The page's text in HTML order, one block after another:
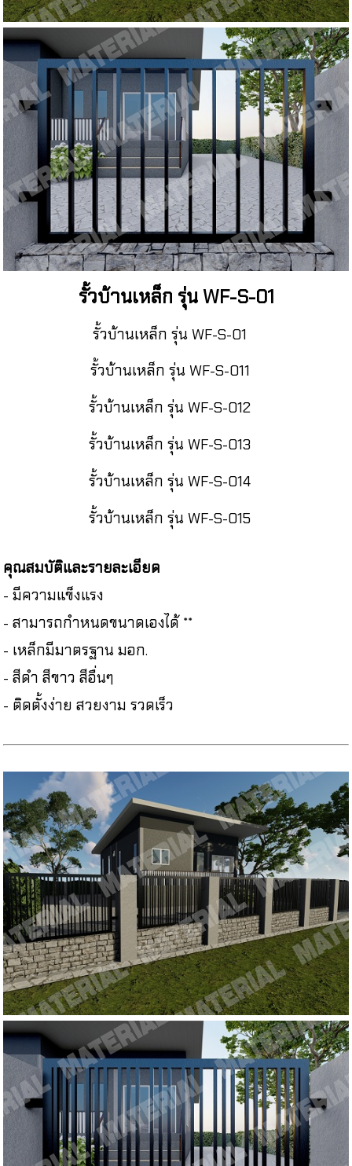
รั้วบ้านเหล็ก รุ่น WF-S-01
รั้วบ้านเหล็ก รุ่น WF-S-01
รั้วบ้านเหล็ก รุ่น WF-S-011
รั้วบ้านเหล็ก รุ่น WF-S-012
รั้วบ้านเหล็ก รุ่น WF-S-013
รั้วบ้านเหล็ก รุ่น WF-S-014
รั้วบ้านเหล็ก รุ่น WF-S-015
คุณสมบัติและรายละเอียด
- มีความแข็งแรง
- สามารถกำหนดขนาดเองได้ **
- เหล็กมีมาตรฐาน มอก.
- สีดำ สีขาว สีอื่นๆ
- ติดตั้งง่าย สวยงาม รวดเร็ว